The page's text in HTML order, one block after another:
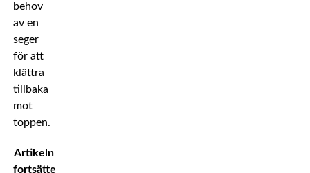
behov
av en
seger
för att
klättra
tillbaka
mot
toppen.
Artikeln
fortsätter